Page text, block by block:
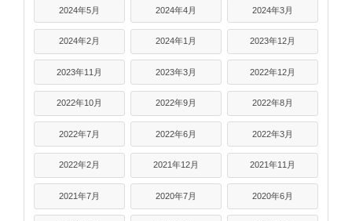
2024年5月 2024年4月 2024年3月
2024年2月 2024年1月 2023年12月
2023年11月 2023年3月 2022年12月
2022年10月 2022年9月 2022年8月
2022年7月 2022年6月 2022年3月
2022年2月 2021年12月 2021年11月
2021年7月 2020年7月 2020年6月